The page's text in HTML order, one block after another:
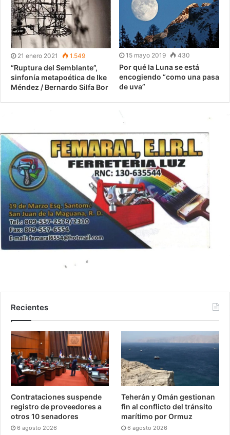
21 enero 2021 1.549
“Ruptura del Semblante”,
sinfonía metapoética de Ike
Méndez / Bernardo Silfa Bor
15 mayo 2019 430
Por qué la Luna se está
encogiendo “como una pasa
de uva”
Recientes
Contrataciones suspende
registro de proveedores a
otros 10 senadores
6 agosto 2026
Teherán y Omán gestionan
fin al conflicto del tránsito
marítimo por Ormuz
6 agosto 2026